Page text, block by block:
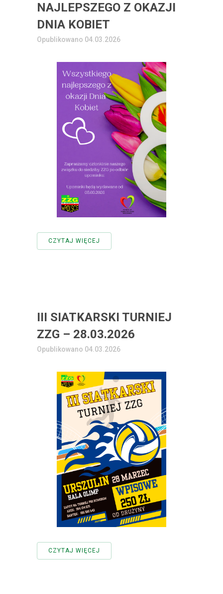
NAJLEPSZEGO Z OKAZJI
DNIA KOBIET
Opublikowano 04.03.2026
CZYTAJ WIĘCEJ
III SIATKARSKI TURNIEJ
ZZG – 28.03.2026
Opublikowano 04.03.2026
CZYTAJ WIĘCEJ